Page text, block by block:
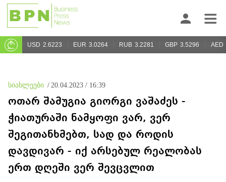
USD 2.6223 EUR 3.0264 RUB 3.2281 GBP 3.5296 AED
სიახლეები / 20.04.2023 / 16:39
ოთარ შამუგია გიორგი ვაშაძეს -
ჭიათურაში ნამყოფი ვარ, ვერ
შეგითანხმებთ, სად და როდის
დავდივარ - იქ არსებულ რეალობას
ერთ დღეში ვერ შევცვლით